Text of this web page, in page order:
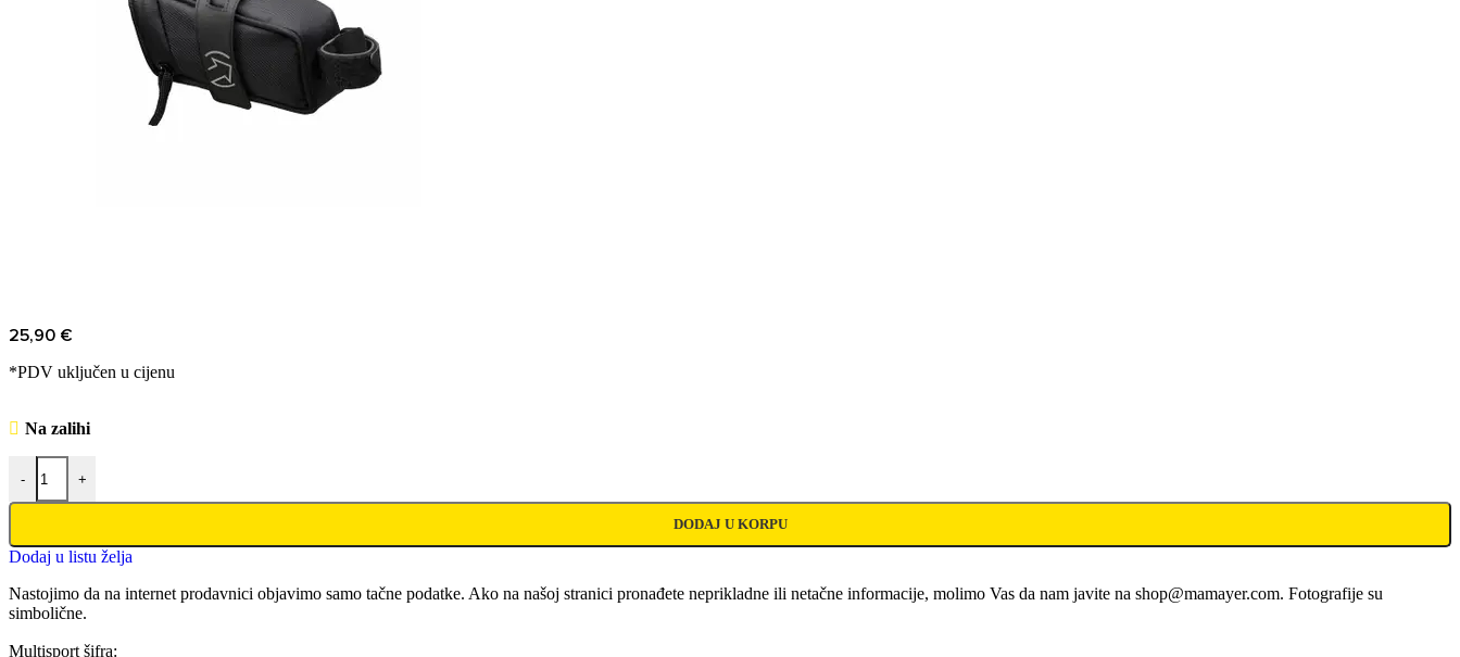
25,90 €
*PDV uključen u cijenu
Na zalihi
- +
DODAJ U KORPU
Dodaj u listu želja
Nastojimo da na internet prodavnici objavimo samo tačne podatke. Ako na našoj stranici pronađete neprikladne ili netačne informacije, molimo Vas da nam javite na shop@mamayer.com. Fotografije su
simbolične.
Multisport šifra: